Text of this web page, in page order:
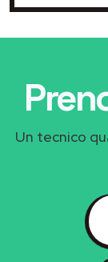
Un tecnico